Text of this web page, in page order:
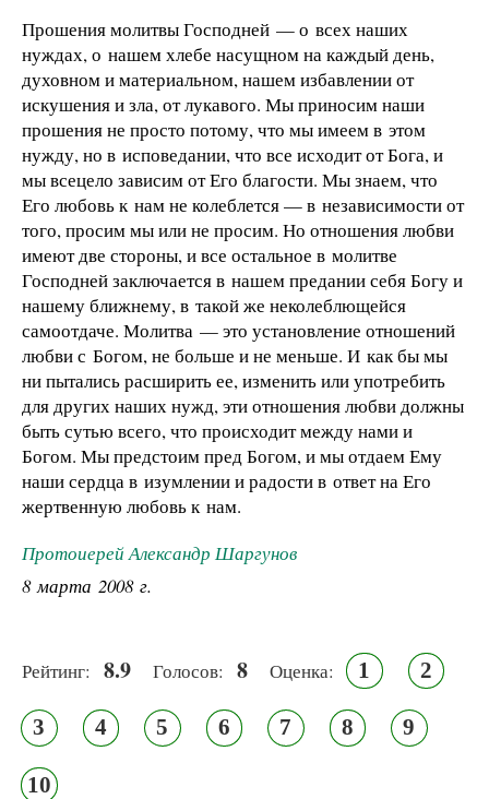
Прошения молитвы Господней — о всех наших
нуждах, о нашем хлебе насущном на каждый день,
духовном и материальном, нашем избавлении от
искушения и зла, от лукавого. Мы приносим наши
прошения не просто потому, что мы имеем в этом
нужду, но в исповедании, что все исходит от Бога, и
мы всецело зависим от Его благости. Мы знаем, что
Его любовь к нам не колеблется — в независимости от
того, просим мы или не просим. Но отношения любви
имеют две стороны, и все остальное в молитве
Господней заключается в нашем предании себя Богу и
нашему ближнему, в такой же неколеблющейся
самоотдаче. Молитва — это установление отношений
любви с Богом, не больше и не меньше. И как бы мы
ни пытались расширить ее, изменить или употребить
для других наших нужд, эти отношения любви должны
быть сутью всего, что происходит между нами и
Богом. Мы предстоим пред Богом, и мы отдаем Ему
наши сердца в изумлении и радости в ответ на Его
жертвенную любовь к нам.
Протоиерей Александр Шаргунов
8 марта 2008 г.
Рейтинг: 8.9 Голосов: 8 Оценка: 1 2
3 4 5 6 7 8 9
10